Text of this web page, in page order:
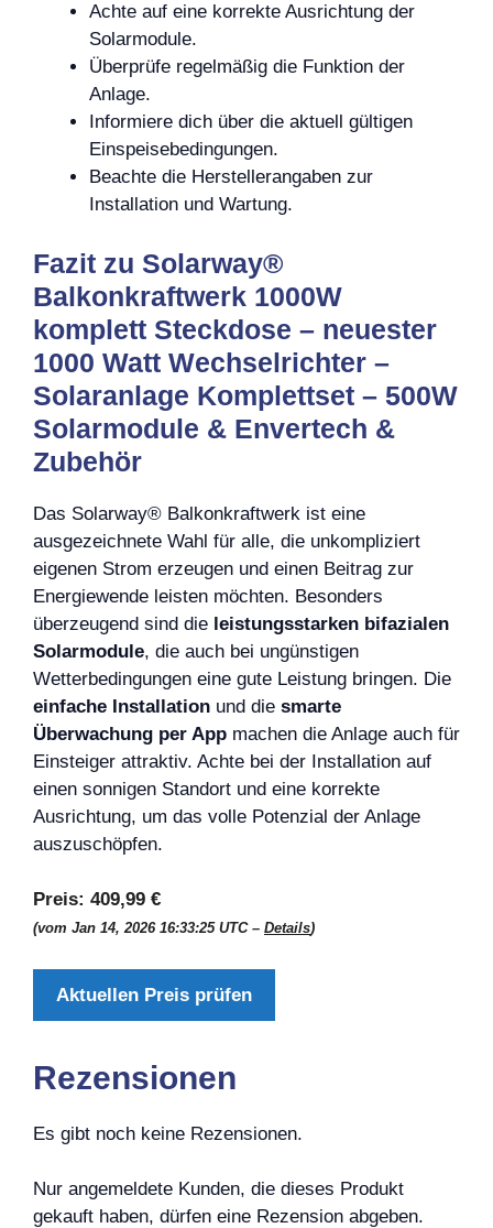
Achte auf eine korrekte Ausrichtung der
Solarmodule.
Überprüfe regelmäßig die Funktion der
Anlage.
Informiere dich über die aktuell gültigen
Einspeisebedingungen.
Beachte die Herstellerangaben zur
Installation und Wartung.
Fazit zu Solarway®
Balkonkraftwerk 1000W
komplett Steckdose – neuester
1000 Watt Wechselrichter –
Solaranlage Komplettset – 500W
Solarmodule & Envertech &
Zubehör
Das Solarway® Balkonkraftwerk ist eine
ausgezeichnete Wahl für alle, die unkompliziert
eigenen Strom erzeugen und einen Beitrag zur
Energiewende leisten möchten. Besonders
überzeugend sind die leistungsstarken bifazialen
Solarmodule, die auch bei ungünstigen
Wetterbedingungen eine gute Leistung bringen. Die
einfache Installation und die smarte
Überwachung per App machen die Anlage auch für
Einsteiger attraktiv. Achte bei der Installation auf
einen sonnigen Standort und eine korrekte
Ausrichtung, um das volle Potenzial der Anlage
auszuschöpfen.
Preis: 409,99 €
(vom Jan 14, 2026 16:33:25 UTC – Details)
Aktuellen Preis prüfen
Rezensionen
Es gibt noch keine Rezensionen.
Nur angemeldete Kunden, die dieses Produkt
gekauft haben, dürfen eine Rezension abgeben.